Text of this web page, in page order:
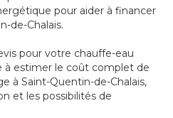
pour aider à financer
de-Chalais.
pour votre chauffe-eau
à estimer le coût complet de
à Saint-Quentin-de-Chalais,
et les possibilités de